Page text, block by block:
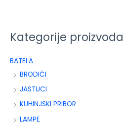
Kategorije proizvoda
BATELA
BRODIĆI
JASTUCI
KUHINJSKI PRIBOR
LAMPE